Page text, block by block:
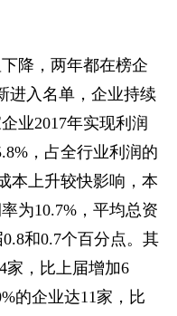
降，两年都在榜企
进入名单，企业持续
业2017年实现利润
，占全行业利润的
本上升较快影响，本
为10.7%，平均总资
和0.7个百分点。其
家，比上届增加6
的企业达11家，比